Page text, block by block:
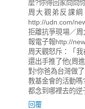
麼?你得回家問問
周大觀弟反課
http://udn.com/
拒離抗爭現場／
報電子報http://
周天觀怒斥：「我
還出手推了他(周
對!你爸為台灣做
教基金會的活動
都念到哪裡去的逆
回覆